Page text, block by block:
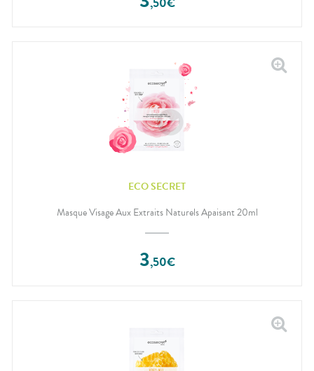
ECO SECRET
Masque Visage Aux Extraits Naturels Apaisant 20ml
3,50€